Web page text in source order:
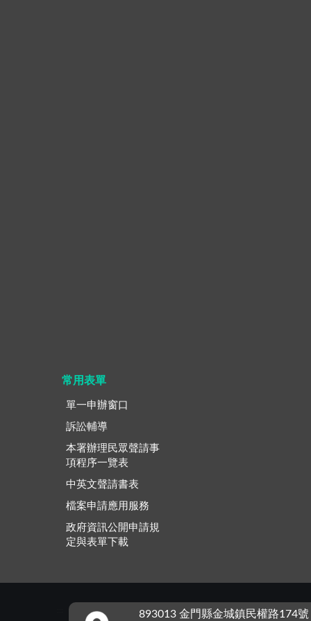
常用表單
單一申辦窗口
訴訟輔導
本署辦理民眾聲請事
項程序一覽表
中英文聲請書表
檔案申請應用服務
政府資訊公開申請規
定與表單下載
893013 金門縣金城鎮民權路174號